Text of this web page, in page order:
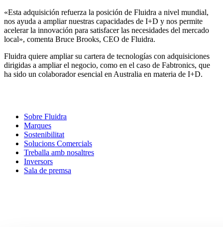
«Esta adquisición refuerza la posición de Fluidra a nivel mundial,
nos ayuda a ampliar nuestras capacidades de I+D y nos permite
acelerar la innovación para satisfacer las necesidades del mercado
local», comenta Bruce Brooks, CEO de Fluidra.
Fluidra quiere ampliar su cartera de tecnologías con adquisiciones
dirigidas a ampliar el negocio, como en el caso de Fabtronics, que
ha sido un colaborador esencial en Australia en materia de I+D.
Sobre Fluidra
Marques
Sostenibilitat
Solucions Comercials
Treballa amb nosaltres
Inversors
Sala de premsa